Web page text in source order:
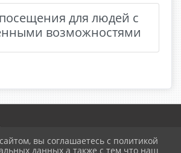
для людей с
возможностями
вы соглашаетесь с политикой
данных а также с тем что наш